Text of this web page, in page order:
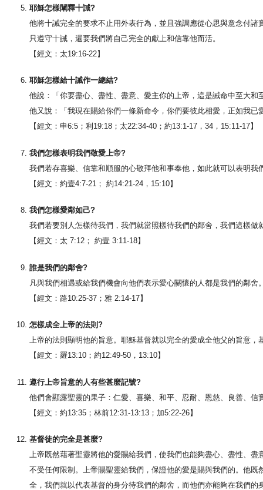
耶穌怎樣闡釋十誡?
他將十誡完全的要求不止用外表行為，並且強調應從心思與意念付
只遵守十誡，還要我們將自己完全的獻上和信靠他而活。
【經文：太19:16-22】
耶穌怎樣給十誡作一總結?
他說：「你要盡心、盡性、盡意、愛主你的上帝，這是誡命中至大和
他又說：「我現在賜給你們一條新命令，你們要彼此相愛，正如我已
【經文：申6:5；利19:18；太22:34-40；約13:1-17，34，15:11-17】
我們怎樣表明我們敬愛上帝?
我們若存喜樂、信靠和順服的心敬拜他和事奉他，如此就可以表明我
【經文：約壹4:7-21； 約14:21-24，15:10】
我們怎樣愛鄰如己?
我們若要別人怎樣待我們，我們就當照樣待我們的鄰舍，我們這樣
【經文：太 7:12； 約壹 3:11-18】
誰是我們的鄰舍?
凡與我們相遇或給我們機會向他們表示愛心關懷的人都是我們的鄰
【經文：路10:25-37；雅 2:14-17】
怎樣成全上帝的法則?
上帝的法則顯明他的旨意。耶穌基督就以完全的愛成全他父的旨意
【經文：羅13:10；約12:49-50，13:10】
遵行上帝旨意的人有些甚麼記號?
他們會顯露聖靈的果子：仁愛、喜樂、和平、忍耐、恩慈、良善、
【經文：約13:35；林前12:31-13:13；加5:22-26】
基督徒的完全是甚麼?
上帝既然藉著聖靈將他的愛賜給我們，使我們也能夠盡心、盡性、
不受任何限制。上帝賜聖靈給我們，保證他的愛是賜與我們的。他
全，我們就以代表基督的身分待我們的鄰舍，而他們亦能夠在我們